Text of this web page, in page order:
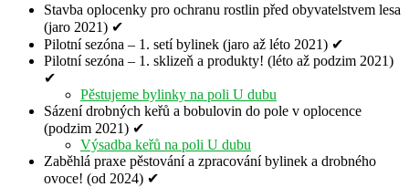
Stavba oplocenky pro ochranu rostlin před obyvatelstvem lesa
(jaro 2021) ✔
Pilotní sezóna – 1. setí bylinek (jaro až léto 2021) ✔
Pilotní sezóna – 1. sklizeň a produkty! (léto až podzim 2021)
✔
Pěstujeme bylinky na poli U dubu
Sázení drobných keřů a bobulovin do pole v oplocence
(podzim 2021) ✔
Výsadba keřů na poli U dubu
Zaběhlá praxe pěstování a zpracování bylinek a drobného
ovoce! (od 2024) ✔